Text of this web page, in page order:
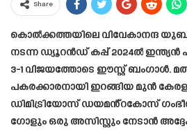
Share
കൊൽക്കത്തയിലെ വിവേകാനന്ദ യുബ
നടന്ന ഡ്യൂറൻഡ് കപ്പ് 2024ൽ
3-1 വിജയത്തോടെ ഈസ്റ്റ് ബംഗാൾ.
പകരക്കാരനായി ഇറങ്ങിയ മുൻ കേരള
ഡിമിട്രിയോസ് ഡയമൻ്റകോസ്
ഗോളും ഒരു അസിസ്റ്റും നേടാൻ